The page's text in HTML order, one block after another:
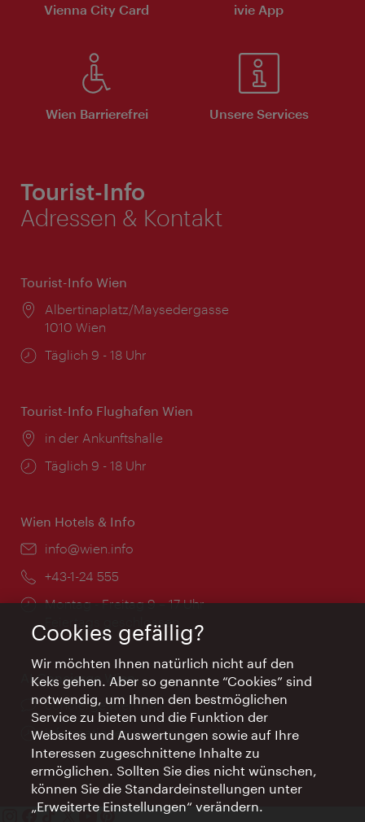
Vienna City Card ivie App
Wien Barrierefrei Unsere Services
Tourist-Info
Adressen & Kontakt
Tourist-Info Wien
Ort:
Albertinaplatz/Maysedergasse
1010 Wien
Öffnungszeiten:
Täglich 9 - 18 Uhr
Tourist-Info Flughafen Wien
Ort:
in der Ankunftshalle
Öffnungszeiten:
Täglich 9 - 18 Uhr
Wien Hotels & Info
Email:
info@wien.info
Telefon:
+43-1-24 555
Öffnungszeiten:
Montag - Freitag 9 – 17 Uhr
Feiertags geschlossen
AI Concierge Wien
Ort:
concierge.wien.info
Öffnungszeiten:
Informationen rund um die Uhr
Cookies gefällig?
Wir möchten Ihnen natürlich nicht auf den
Keks gehen. Aber so genannte “Cookies” sind
notwendig, um Ihnen den bestmöglichen
Service zu bieten und die Funktion der
Websites und Auswertungen sowie auf Ihre
Interessen zugeschnittene Inhalte zu
ermöglichen. Sollten Sie dies nicht wünschen,
können Sie die Standardeinstellungen unter
„Erweiterte Einstellungen“ verändern.